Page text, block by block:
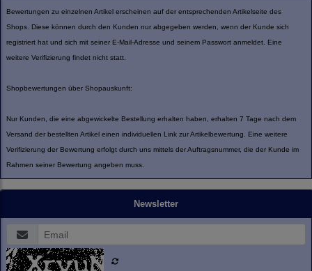
Bewertungen zu einzelnen Artikel erscheinen auf der entsprechenden Artikelseite des
Shops. Diese können durch den Kunden nur abgegeben werden, wenn der Kunde sich
registriert hat und sich mit seiner E-Mail-Adresse und seinem Passwort anmeldet. Eine
weitere Verifizierung findet nicht statt.
Shopbewertungen über Shopauskunft:
Nur Kunden, die eine abgewickelte Bestellung erhalten haben, erhalten 7 Tage nach dem
Versand der bestellten Artikel einen individuellen Link zur Artikelbewertung. Eine weitere
Verifizierung der Bewertung erfolgt durch uns mittels der Auftragsnummer, die der Kunde im
Rahmen seiner Bewertung angeben muss.
Newsletter